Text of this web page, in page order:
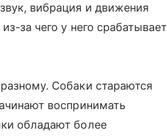
вибрация и движения
за чего у него срабатывает
Собаки стараются
воспринимать
обладают более